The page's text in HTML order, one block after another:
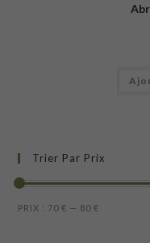
Trier Par Prix
Prix
Prix
PRIX : 70 € — 80 €